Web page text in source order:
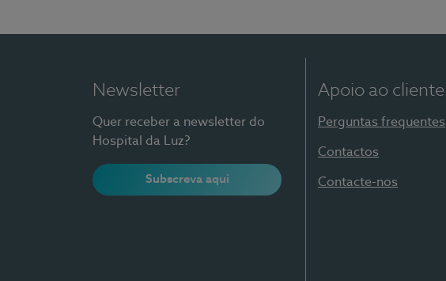
Newsletter
Quer receber a newsletter do
Hospital da Luz?
Subscreva aqui
Apoio ao cliente
Perguntas frequentes
Contactos
Contacte-nos